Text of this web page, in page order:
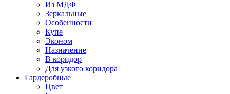
Из МДФ
Зеркальные
Особенности
Купе
Эконом
Назначение
В коридор
Для узкого коридора
Гардеробные
Цвет